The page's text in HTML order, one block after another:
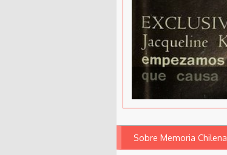
Sobre Memoria Chilena